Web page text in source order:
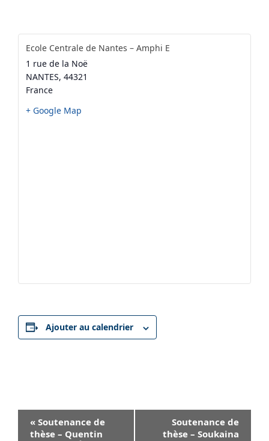
Ecole Centrale de Nantes – Amphi E
1 rue de la Noë
NANTES, 44321
France
+ Google Map
Ajouter au calendrier
Évènement
« Soutenance de
thèse – Quentin
Soutenance de
thèse – Soukaina